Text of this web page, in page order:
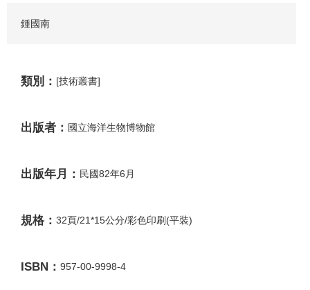
鍾國南
類別： [技術叢書]
出版者： 國立海洋生物博物館
出版年月： 民國82年6月
規格： 32頁/21*15公分/彩色印刷(平裝)
ISBN： 957-00-9998-4